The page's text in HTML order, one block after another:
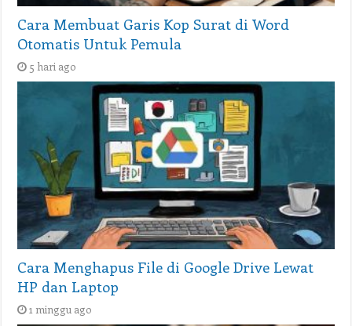
Cara Membuat Garis Kop Surat di Word
Otomatis Untuk Pemula
5 hari ago
Cara Menghapus File di Google Drive Lewat
HP dan Laptop
1 minggu ago